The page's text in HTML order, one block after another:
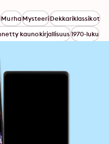
MurhaMysteeriDekkariklassikot
kaunokirjallisuus1970-luku